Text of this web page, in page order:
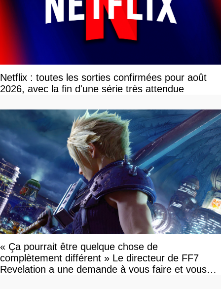
Netflix : toutes les sorties confirmées pour août
2026, avec la fin d'une série très attendue
« Ça pourrait être quelque chose de
complètement différent » Le directeur de FF7
Revelation a une demande à vous faire et vous